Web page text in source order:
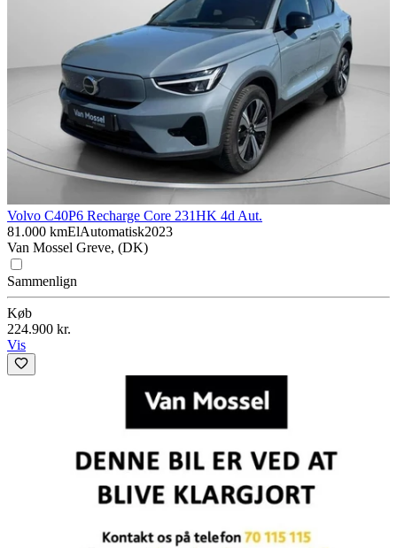
Volvo C40P6 Recharge Core 231HK 4d Aut.
81.000 kmElAutomatisk2023
Van Mossel Greve, (DK)
Sammenlign
Køb
224.900 kr.
Vis